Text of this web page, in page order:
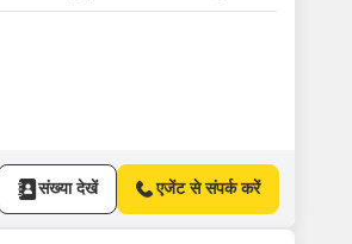
संख्या देखें एजेंट से संपर्क करें